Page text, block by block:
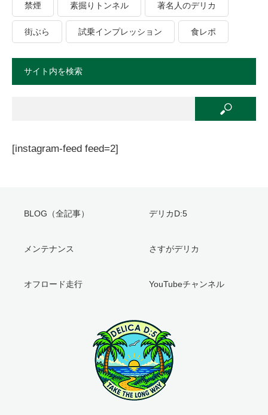
禁煙 素掘りトンネル 著名人のデリカ
街ぶら 試乗インプレッション 食レポ
サイト内を検索
[instagram-feed feed=2]
BLOG（全記事） デリカD:5
メンテナンス さすがデリカ
オフロード走行 YouTubeチャンネル